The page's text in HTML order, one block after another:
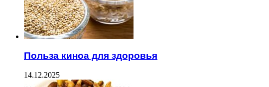
Польза киноа для здоровья
14.12.2025